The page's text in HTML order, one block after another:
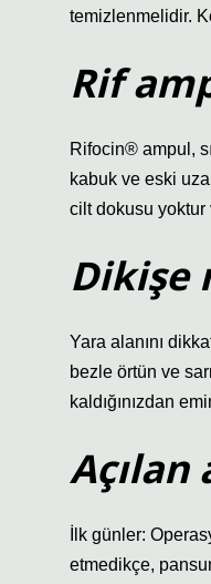
temizlenmelidir.
Rif
Rifocin® ampul,
kabuk ve eski
cilt dokusu
Dikişe
Yara alanını
bezle örtün ve
kaldığınızdan
Açılan
İlk günler:
etmedikçe,